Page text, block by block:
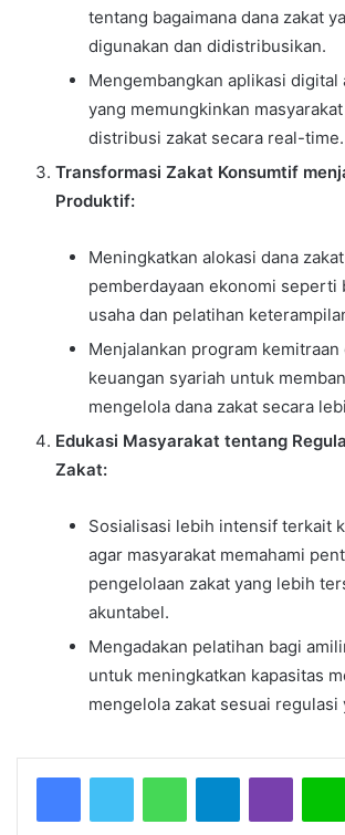
tentang bagaimana dana zakat
digunakan dan didistribusikan.
Mengembangkan aplikasi digital
yang memungkinkan
distribusi zakat secara real-time.
Transformasi Zakat Konsumtif
Produktif:
Meningkatkan alokasi dana
pemberdayaan ekonomi seperti
usaha dan pelatihan
Menjalankan program
keuangan syariah untuk
mengelola dana zakat secara
Edukasi Masyarakat tentang
Zakat:
Sosialisasi lebih intensif terkait
agar masyarakat memahami
pengelolaan zakat yang lebih
akuntabel.
Mengadakan pelatihan bagi
untuk meningkatkan kapasitas
mengelola zakat sesuai regulasi
Telegram